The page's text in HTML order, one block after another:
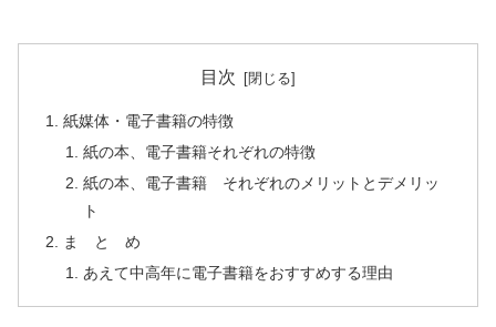
目次
紙媒体・電子書籍の特徴
紙の本、電子書籍それぞれの特徴
紙の本、電子書籍 それぞれのメリットとデメリッ
ト
ま と め
あえて中高年に電子書籍をおすすめする理由